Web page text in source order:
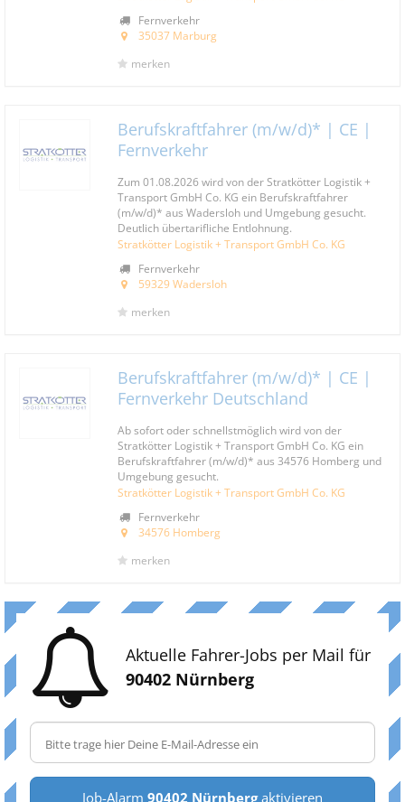
Fernverkehr
35037 Marburg
merken
Berufskraftfahrer (m/w/d)* | CE |
Fernverkehr
Zum 01.08.2026 wird von der Stratkötter Logistik +
Transport GmbH Co. KG ein Berufskraftfahrer
(m/w/d)* aus Wadersloh und Umgebung gesucht.
Deutlich übertarifliche Entlohnung.
Stratkötter Logistik + Transport GmbH Co. KG
Fernverkehr
59329 Wadersloh
merken
Berufskraftfahrer (m/w/d)* | CE |
Fernverkehr Deutschland
Ab sofort oder schnellstmöglich wird von der
Stratkötter Logistik + Transport GmbH Co. KG ein
Berufskraftfahrer (m/w/d)* aus 34576 Homberg und
Umgebung gesucht.
Stratkötter Logistik + Transport GmbH Co. KG
Fernverkehr
34576 Homberg
merken
Aktuelle Fahrer-Jobs per Mail für
90402 Nürnberg
Job-Alarm 90402 Nürnbergaktivieren